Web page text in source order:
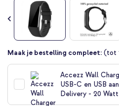
Ga
begin
van
Maak je bestelling compleet: (tot
Accezz Wall
USB-C en USB
Delivery - 20